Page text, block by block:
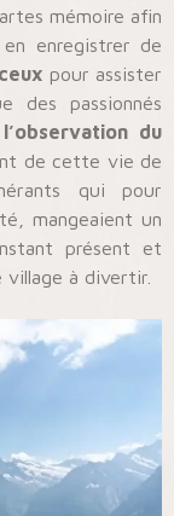
mémoire afin
enregistrer de
pour assister
des passionnés
l’observation du
de cette vie de
qui pour
mangeaient un
présent et
à divertir.